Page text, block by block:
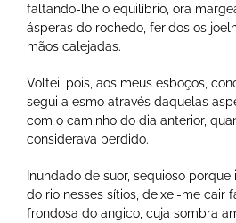
faltando-lhe o equilíbrio, ora
ásperas do rochedo, feridos os
mãos calejadas.
Voltei, pois, aos meus esboços,
segui a esmo através daquelas
com o caminho do dia anterior,
considerava perdido.
Inundado de suor, sequioso porque
do rio nesses sítios, deixei-me cair
frondosa do angico, cuja sombra